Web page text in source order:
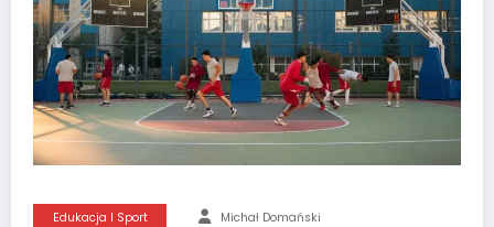
Edukacja I Sport Michał Domański